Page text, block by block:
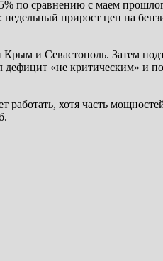
по сравнению с маем
прирост цен на
и Севастополь. Затем
«не критическим» и
хотя часть